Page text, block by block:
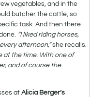
vegetables, and in the
butcher the cattle, so
task. And then there
“I liked riding horses,
afternoon,”she recalls.
at the time. With one of
and of course the
at Alicia Berger’s